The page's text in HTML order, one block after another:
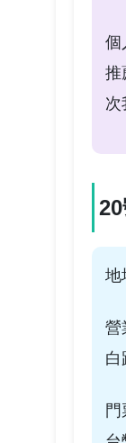
個
推
次
地
營
白